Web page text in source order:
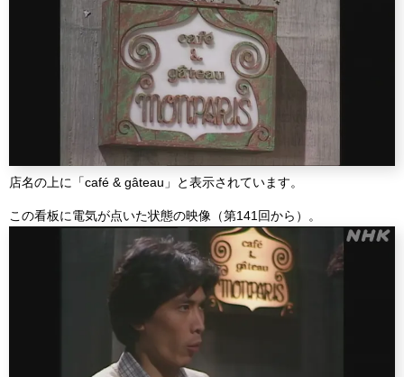
店名の上に「café & gâteau」と表示されています。
この看板に電気が点いた状態の映像（第141回から）。